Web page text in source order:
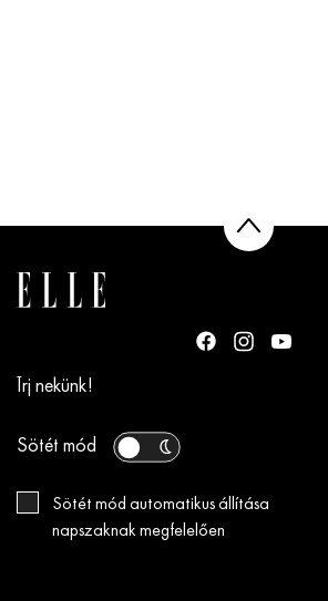
Írj nekünk!
Sötét mód
Sötét mód automatikus állítása
napszaknak megfelelően